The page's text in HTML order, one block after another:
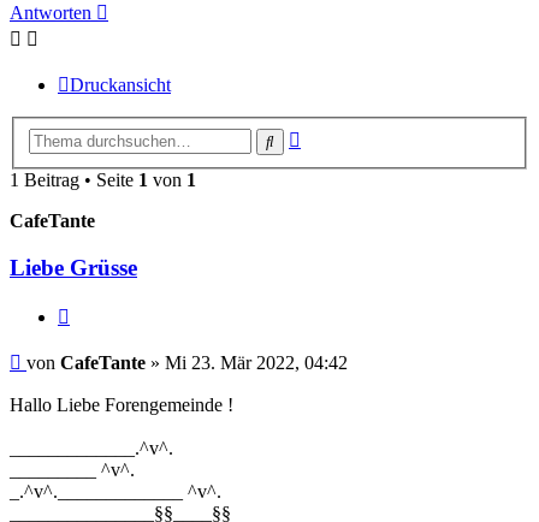
Antworten
Druckansicht
Suche
1 Beitrag • Seite 1 von 1
CafeTante
Liebe Grüsse
Beitrag
von CafeTante » Mi 23. Mär 2022, 04:42
Hallo Liebe Forengemeinde !
_____________.^v^.
_________ ^v^.
_.^v^._____________ ^v^.
_______________§§____§§